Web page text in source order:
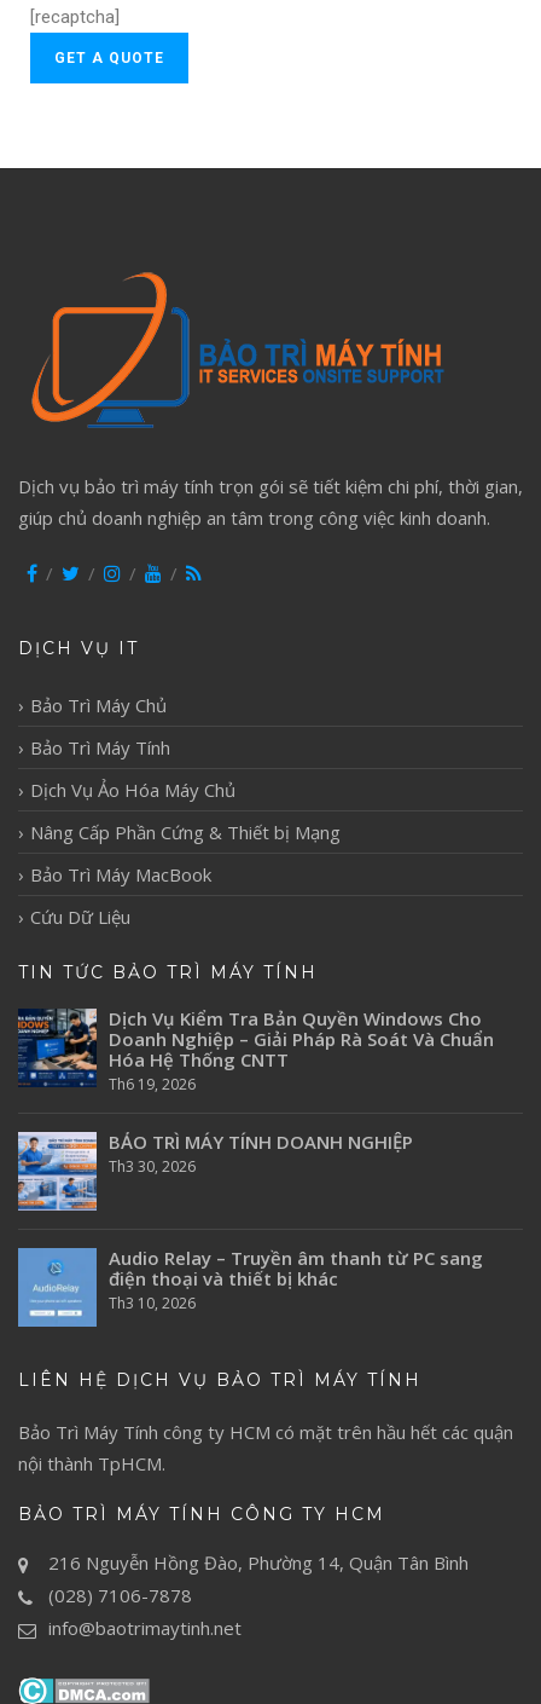
[recaptcha]
Dịch vụ bảo trì máy tính trọn gói sẽ tiết kiệm chi phí, thời gian,
giúp chủ doanh nghiệp an tâm trong công việc kinh doanh.
DỊCH VỤ IT
Bảo Trì Máy Chủ
Bảo Trì Máy Tính
Dịch Vụ Ảo Hóa Máy Chủ
Nâng Cấp Phần Cứng & Thiết bị Mạng
Bảo Trì Máy MacBook
Cứu Dữ Liệu
TIN TỨC BẢO TRÌ MÁY TÍNH
Dịch Vụ Kiểm Tra Bản Quyền Windows Cho
Doanh Nghiệp – Giải Pháp Rà Soát Và Chuẩn
Hóa Hệ Thống CNTT
Th6 19, 2026
BẢO TRÌ MÁY TÍNH DOANH NGHIỆP
Th3 30, 2026
Audio Relay – Truyền âm thanh từ PC sang
điện thoại và thiết bị khác
Th3 10, 2026
LIÊN HỆ DỊCH VỤ BẢO TRÌ MÁY TÍNH
Bảo Trì Máy Tính công ty HCM có mặt trên hầu hết các quận
nội thành TpHCM.
BẢO TRÌ MÁY TÍNH CÔNG TY HCM
216 Nguyễn Hồng Đào, Phường 14, Quận Tân Bình
(028) 7106-7878
info@baotrimaytinh.net